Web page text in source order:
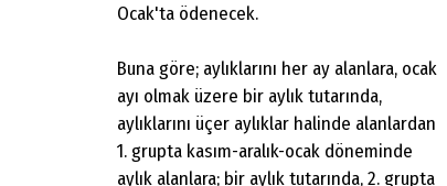
Ocak'ta ödenecek.
Buna göre; aylıklarını her ay alanlara, ocak
ayı olmak üzere bir aylık tutarında,
aylıklarını üçer aylıklar halinde alanlardan
1. grupta kasım-aralık-ocak döneminde
aylık alanlara; bir aylık tutarında, 2. grupta